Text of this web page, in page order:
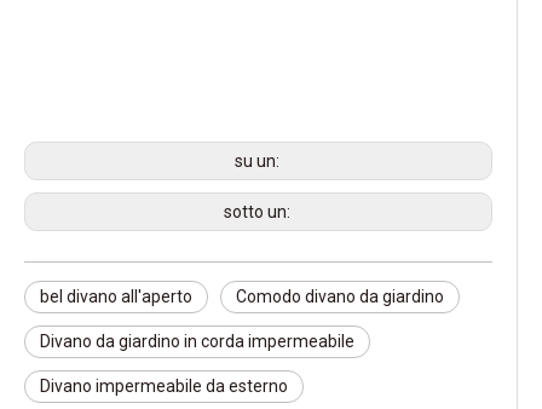
su un:
sotto un:
bel divano all'aperto Comodo divano da giardino
Divano da giardino in corda impermeabile
Divano impermeabile da esterno